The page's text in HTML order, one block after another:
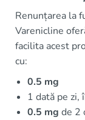
Renunțarea la
Varenicline
facilita acest
cu:
0.5 mg
1 dată pe zi,
0.5 mg de 2